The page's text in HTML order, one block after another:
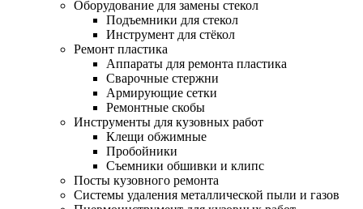
Оборудование для замены стекол
Подъемники для стекол
Инструмент для стёкол
Ремонт пластика
Аппараты для ремонта пластика
Сварочные стержни
Армирующие сетки
Ремонтные скобы
Инструменты для кузовных работ
Клещи обжимные
Пробойники
Съемники обшивки и клипс
Посты кузовного ремонта
Системы удаления металлической пыли и газов